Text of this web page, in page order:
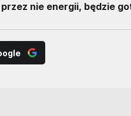
nie energii, będzie